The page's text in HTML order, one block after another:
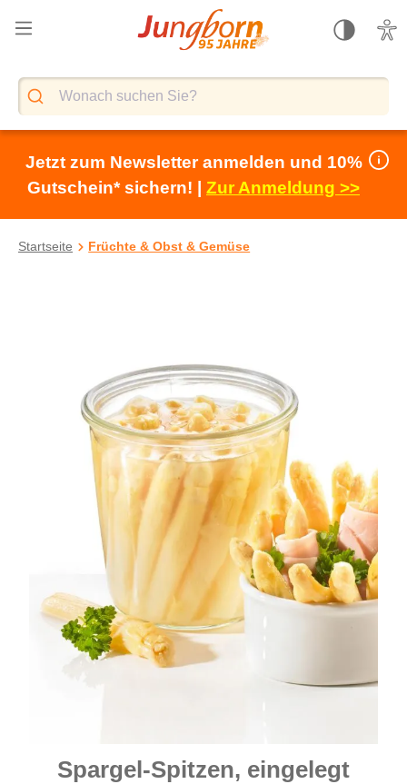
springen
Jetzt zum Newsletter anmelden und 10%
Gutschein* sichern! | Zur Anmeldung >>
Startseite Früchte & Obst & Gemüse
Spargel-Spitzen, eingelegt